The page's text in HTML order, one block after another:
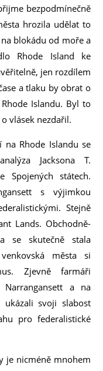
bezpodmínečně
hrozila udělat to
blokádu od moře a
Rhode Island ke
jen rozdílem
a tlaku by obrat o
Islandu. Byl to
vlásek nezdařil.
na Rhode Islandu se
Jacksona T.
Spojených státech.
s výjimkou
Stejně
Lands. Obchodně-
se skutečně stala
města si
Zjevně farmáři
a na
svoji slabost
pro federalistické
je nicméně mnohem